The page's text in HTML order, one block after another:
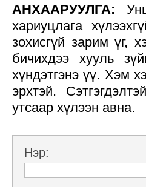
АНХААРУУЛГА:
хариуцлага
зохисгүй зарим үг,
бичихдээ хууль
хүндэтгэнэ үү. Хэм
эрхтэй.
утсаар хүлээн авна.
Нэр: